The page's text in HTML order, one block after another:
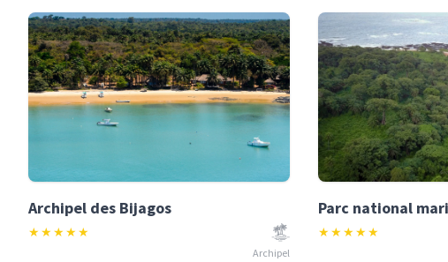
Archipel des Bijagos
★★★★★
Archipel
★★★★★